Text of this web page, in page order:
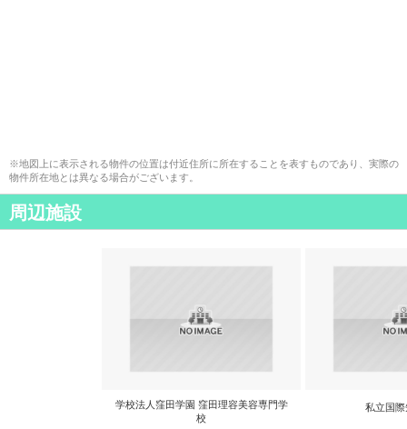
※地図上に表示される物件の位置は付近住所に所在することを表すものであり、実際の
物件所在地とは異なる場合がございます。
周辺施設
学校法人窪田学園 窪田理容美容専門学
校
私立国